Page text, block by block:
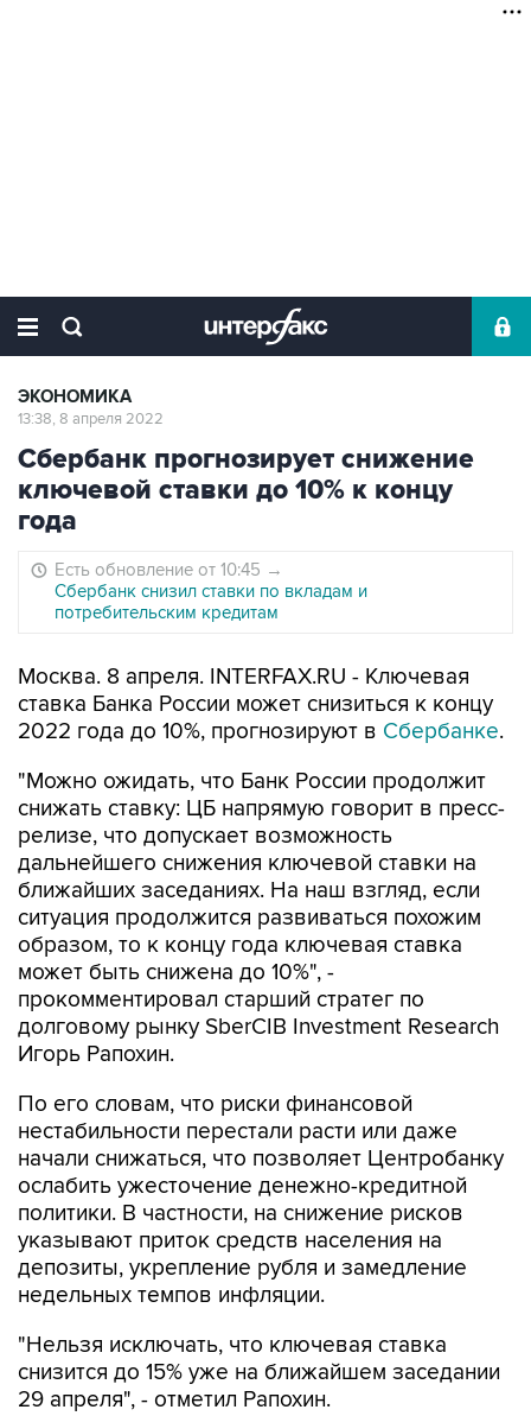
ЭКОНОМИКА
13:38, 8 апреля 2022
Сбербанк прогнозирует снижение
ключевой ставки до 10% к концу
года
Есть обновление от 10:45 →
Сбербанк снизил ставки по вкладам и
потребительским кредитам
Москва. 8 апреля. INTERFAX.RU - Ключевая
ставка Банка России может снизиться к концу
2022 года до 10%, прогнозируют в Сбербанке.
"Можно ожидать, что Банк России продолжит
снижать ставку: ЦБ напрямую говорит в пресс-
релизе, что допускает возможность
дальнейшего снижения ключевой ставки на
ближайших заседаниях. На наш взгляд, если
ситуация продолжится развиваться похожим
образом, то к концу года ключевая ставка
может быть снижена до 10%", -
прокомментировал старший стратег по
долговому рынку SberCIB Investment Research
Игорь Рапохин.
По его словам, что риски финансовой
нестабильности перестали расти или даже
начали снижаться, что позволяет Центробанку
ослабить ужесточение денежно-кредитной
политики. В частности, на снижение рисков
указывают приток средств населения на
депозиты, укрепление рубля и замедление
недельных темпов инфляции.
"Нельзя исключать, что ключевая ставка
снизится до 15% уже на ближайшем заседании
29 апреля", - отметил Рапохин.